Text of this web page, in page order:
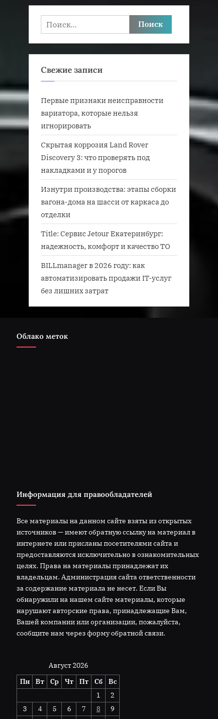
Найти:
Свежие записи
Первые признаки неисправности
вариатора, которые нельзя
игнорировать
Скрытая коррозия Land Rover
Discovery 3: что проверять под
накладками и у порогов
Изнутри производства: этапы сборки
вагона-дома на шасси от каркаса до
отделки
Title: Сервис Jetour Екатеринбург:
надежность, комфорт и качество ТО
BILLmanager в 2026 году: как
автоматизировать продажи IT-услуг
без лишних затрат
Облако меток
Информация для правообладателей
Все материалы на данном сайте взяты из открытых
источников — имеют обратную ссылку на материал в
интернете или присланы посетителями сайта и
предоставляются исключительно в ознакомительных
целях. Права на материалы принадлежат их
владельцам. Администрация сайта ответственности
за содержание материала не несет. Если Вы
обнаружили на нашем сайте материалы, которые
нарушают авторские права, принадлежащие Вам,
Вашей компании или организации, пожалуйста,
сообщите нам через форму обратной связи.
Август 2026
Пн
Вт Ср Чт Пт Сб
Вс
1
2
3
4 5 6 7 8
9